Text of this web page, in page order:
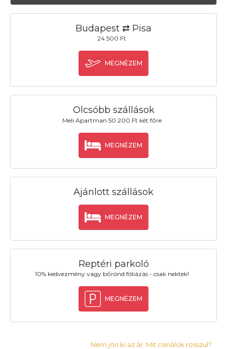
Budapest ⇄ Pisa
24.500 Ft
MEGNÉZEM
Olcsóbb szállások
Meli Apartman 50.200 Ft két főre
MEGNÉZEM
Ajánlott szállások
MEGNÉZEM
Reptéri parkoló
10% kedvezmény vagy bőrönd fóliázás - csak nektek!
MEGNÉZEM
Nem jön ki az ár. Mit csinálok rosszul?